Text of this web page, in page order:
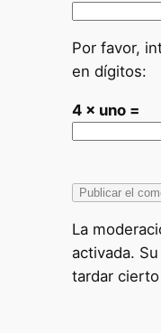
Por favor,
en dígitos:
4 × uno =
La
activada.
tardar